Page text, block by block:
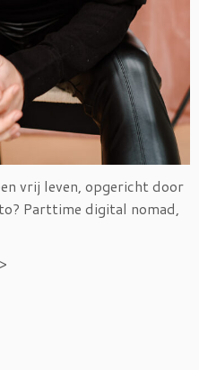
vrij leven, opgericht door
Parttime digital nomad,